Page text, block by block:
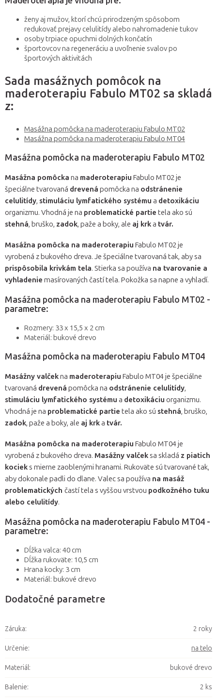
ženy aj mužov, ktorí chcú prirodzeným spôsobom
redukovať prejavy celulitídy alebo nahromadenie tukov
osoby trpiace opuchmi dolných končatín
športovcov na regeneráciu a uvoľnenie svalov po
športových aktivitách
Sada masážnych pomôcok na
maderoterapiu Fabulo MT02 sa skladá
z:
Masážna pomôcka na maderoterapiu Fabulo MT02
Masážna pomôcka na maderoterapiu Fabulo MT04
Masážna pomôcka na maderoterapiu Fabulo MT02
Masážna pomôcka na maderoterapiu Fabulo MT02 je
špeciálne tvarovaná drevená pomôcka na odstránenie
celulitídy, stimuláciu lymfatického systému a detoxikáciu
organizmu. Vhodná je na problematické partie tela ako sú
stehná, bruško, zadok, paže a boky, ale aj krka tvár.
Masážna pomôcka na maderoterapiu Fabulo MT02 je
vyrobená z bukového dreva. Je špeciálne tvarovaná tak, aby sa
prispôsobila krivkám tela. Stierka sa používa na tvarovanie a
vyhladenie masírovaných častí tela. Pokožka sa napne a vyhladí.
Masážna pomôcka na maderoterapiu Fabulo MT02 -
parametre:
Rozmery: 33 x 15,5 x 2 cm
Materiál: bukové drevo
Masážna pomôcka na maderoterapiu Fabulo MT04
Masážny valčekna maderoterapiu Fabulo MT04 je špeciálne
tvarovaná drevená pomôcka na odstránenie celulitídy,
stimuláciu lymfatického systému a detoxikáciu organizmu.
Vhodná je na problematické partie tela ako sú stehná, bruško,
zadok, paže a boky, ale aj krka tvár.
Masážna pomôcka na maderoterapiu Fabulo MT04 je
vyrobená z bukového dreva. Masážny valčeksa skladá z piatich
kocieks mierne zaoblenými hranami. Rukoväte sú tvarované tak,
aby dokonale padli do dlane. Valec sa používa na masáž
problematických častí tela s vyššou vrstvou podkožného tuku
alebo celulitídy.
Masážna pomôcka na maderoterapiu Fabulo MT04 -
parametre:
Dĺžka valca: 40 cm
Dĺžka rukoväte: 10,5 cm
Hrana kocky: 3 cm
Materiál: bukové drevo
Dodatočné parametre
Záruka: 2 roky
Určenie: na telo
Materiál: bukové drevo
Balenie: 2 ks